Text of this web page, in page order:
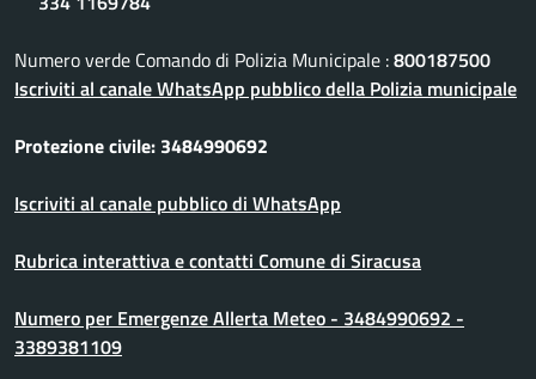
Numero verde Comando di Polizia Municipale :800187500
Iscriviti al canale WhatsApp pubblico della Polizia municipale
Protezione civile: 3484990692
Iscriviti al canale pubblico di WhatsApp
Rubrica interattiva e contatti Comune di Siracusa
Numero per Emergenze Allerta Meteo - 3484990692 -
3389381109